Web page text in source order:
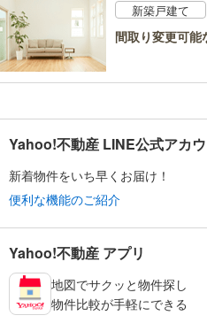
新築戸建て
間取り変更可能
Yahoo!不動産 LINE公式アカ
新着物件をいち早くお届け！
便利な機能のご紹介
Yahoo!不動産 アプリ
地図でサクッと物件探し
物件比較が手軽にできる